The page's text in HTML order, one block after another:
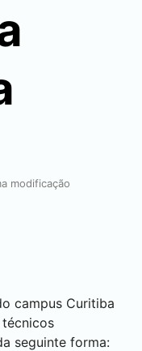
modificação
campus Curitiba
seguinte forma: